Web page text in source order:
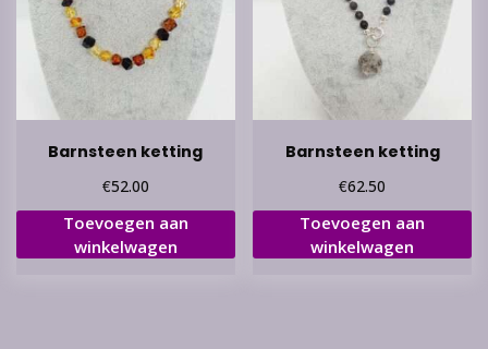
Barnsteen ketting
€52.00
Toevoegen aan
winkelwagen
Barnsteen ketting
€62.50
Toevoegen aan
winkelwagen